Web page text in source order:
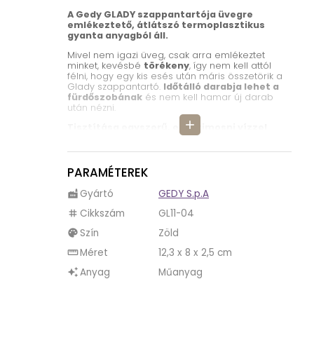
add
A Gedy GLADY szappantartója üvegre
emlékeztető, átlátszó termoplasztikus
gyanta anyagból áll.
Mivel nem igazi üveg, csak arra emlékeztet
minket, kevésbé törékeny, így nem kell attól
félni, hogy egy kis esés után máris összetörik a
Glady szappantartó. Időtálló darabja lehet a
fürdőszobának és nem kell hamar új darab
után nézni.
Tisztítása egyszerű, elég kimosni vízzel
vagy áttörölni egy ronggyal.
megakadályozza, hogy kiessen a szappan.
Mélyebb közepébe tökéletesen beleillik a
szappan.
Felülete nem sima a Glady szappantartónak.
Kidomborodó csíkok díszítik
érdekes.
Áttetsző anyagával és csíkos megjelenésével
eleganciát képvisel.
A Glady szappantartó10 különböző színben
PARAMÉTEREK
factory Gyártó GEDY S.p.A
tag Cikkszám GL11-04
palette Szín Zöld
straightenMéret 12,3 x 8 x 2,5 cm
auto_awesomeAnyag Műanyag